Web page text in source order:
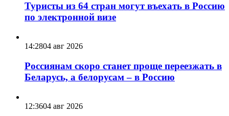
Туристы из 64 стран могут въехать в Россию
по электронной визе
14:2804 авг 2026
Россиянам скоро станет проще переезжать в
Беларусь, а белорусам – в Россию
12:3604 авг 2026